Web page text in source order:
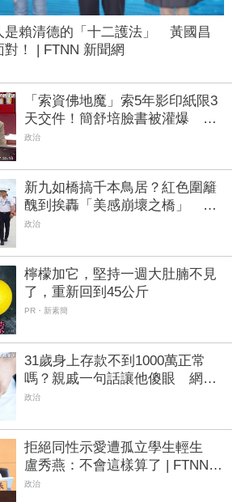
是賴清德的「十二護法」 黃國昌
！ | FTNN 新聞網
「索資佛地魔」索5年影印紙限3
天交件！簡舒培臉書被灌爆 游
淑慧轟：霸凌沒有權力的基層
政治
新九如橋搞千本鳥居？紅色圍籬
醜到挨轟「美感崩壞之橋」 高
市府急改色滅火
政治
檸檬加它，堅持一週大肚腩不見
了，重新回到45公斤
PR・新素簡
31歲身上存款不到1000萬正常
嗎？親戚一句話讓他傻眼 網曝
真相：不吃不喝也很難有
政治
拒絕同性示愛遭孤立學生輕生
盧秀燕：不會這樣算了 | FTNN
新聞網
政治